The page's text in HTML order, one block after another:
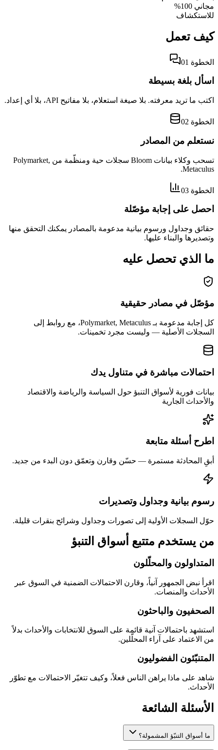
مجاني 100%
للاستكشاف
كيف تعمل
الخطوة 01
اسأل بلغة بسيطة
اكتب ما تريد معرفته. بلا صيغة استعلام، بلا مفاتيح API، بلا أي إعداد.
الخطوة 02
نستعلم من المصادر
تسحب وكلاء بيانات Bloom سجلات حية ومنظّمة من Polymarket,
Metaculus.
الخطوة 03
احصل على إجابة مؤصّلة
حقائق وجداول ورسوم بيانية مدعومة بالمصادر يمكنك التحقق منها
وتصديرها والبناء عليها.
ما الذي تحصل عليه
مؤصّل في مصادر حقيقية
كل إجابة مدعومة بـ Polymarket, Metaculus، مع روابط إلى
السجلات الأصلية — وليست مجرد تخمينات.
احتمالات مباشرة في متناول يدك
بيانات فورية لأسواق التنبؤ حول السياسة والرياضة والاقتصاد
والأحداث الجارية
اطرح أسئلة متابعة
أبقِ المحادثة مستمرة — حسّن وقارن وتعمّق دون البدء من جديد.
رسوم بيانية وجداول وتصديرات
حوّل السجلات الأولية إلى تصورات وجداول وشرائح بنقرات قليلة.
من يستخدم متتبع أسواق التنبؤ
المتداولون والمحلّلون
اقرأ نبض الجمهور آنياً، وقارن الاحتمالات الضمنية في السوق عبر
الأحداث والمنصات.
الصحفيون والباحثون
استشهد باحتمالات آنية قائمة على السوق للانتخابات والأحداث بدلاً
من الاعتماد على آراء المحلّلين.
المتنبّئون الفضوليون
شاهد على ماذا يراهن الناس فعلاً، وكيف تتغيّر الاحتمالات مع تطوّر
الأحداث.
الأسئلة الشائعة
ما أسواق التنبّؤ المشمولة؟